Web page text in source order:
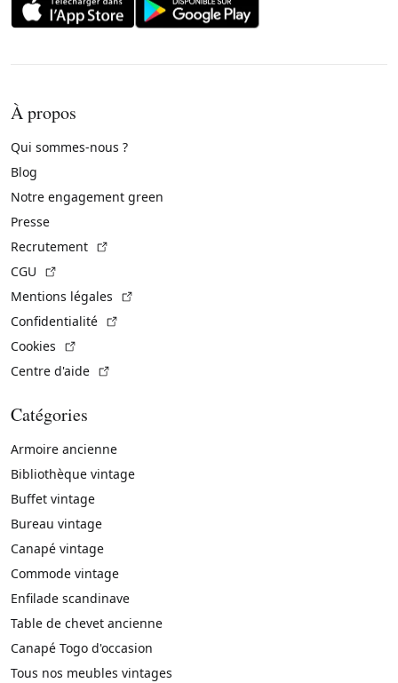
À propos
Qui sommes-nous ?
Blog
Notre engagement green
Presse
Recrutement
CGU
Mentions légales
Confidentialité
Cookies
Centre d'aide
Catégories
Armoire ancienne
Bibliothèque vintage
Buffet vintage
Bureau vintage
Canapé vintage
Commode vintage
Enfilade scandinave
Table de chevet ancienne
Canapé Togo d'occasion
Tous nos meubles vintages